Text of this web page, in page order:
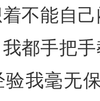
不能自
都手把
验我毫无